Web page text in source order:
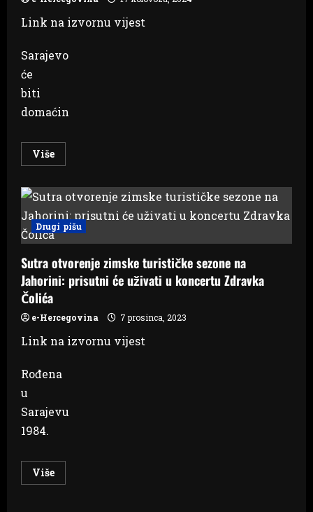
Link na izvornu vijest
Sarajevo
će
biti
domaćin
VišeRead
more
‘Komar’
će
se
moći
pretpremijerno
pogledati
SFF-
u
Drugi pišu
Sutra otvorenje zimske turističke sezone na
Jahorini: prisutni će uživati u koncertu Zdravka
Čolića
e-Hercegovina 7 prosinca, 2023
Link na izvornu vijest
Rođena
u
Sarajevu
1984.
VišeRead
more